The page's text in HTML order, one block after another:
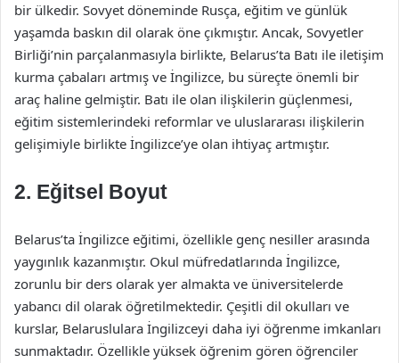
bir ülkedir. Sovyet döneminde Rusça, eğitim ve günlük
yaşamda baskın dil olarak öne çıkmıştır. Ancak, Sovyetler
Birliği’nin parçalanmasıyla birlikte, Belarus’ta Batı ile iletişim
kurma çabaları artmış ve İngilizce, bu süreçte önemli bir
araç haline gelmiştir. Batı ile olan ilişkilerin güçlenmesi,
eğitim sistemlerindeki reformlar ve uluslararası ilişkilerin
gelişimiyle birlikte İngilizce’ye olan ihtiyaç artmıştır.
2. Eğitsel Boyut
Belarus’ta İngilizce eğitimi, özellikle genç nesiller arasında
yaygınlık kazanmıştır. Okul müfredatlarında İngilizce,
zorunlu bir ders olarak yer almakta ve üniversitelerde
yabancı dil olarak öğretilmektedir. Çeşitli dil okulları ve
kurslar, Belaruslulara İngilizceyi daha iyi öğrenme imkanları
sunmaktadır. Özellikle yüksek öğrenim gören öğrenciler